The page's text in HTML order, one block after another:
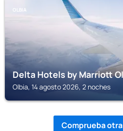
OLBIA
Delta Hotels by Marriott
Olbia, 14 agosto 2026, 2 noches
Comprueba